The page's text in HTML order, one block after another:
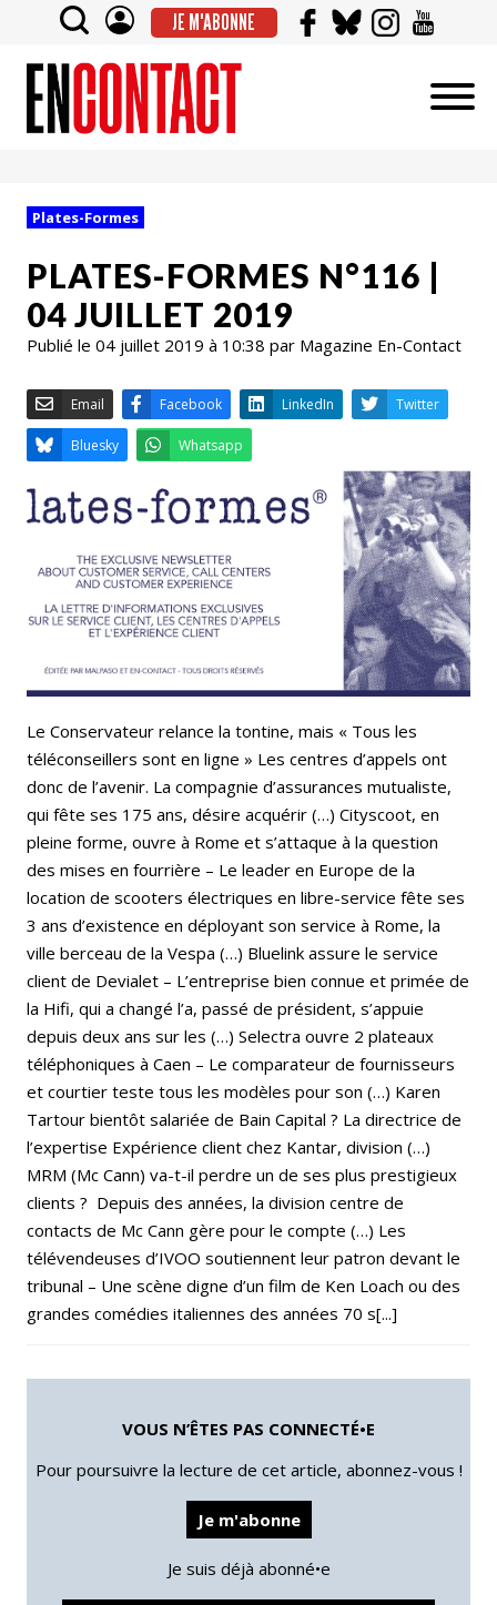
JE M'ABONNE
Plates-Formes
PLATES-FORMES N°116 |
04 JUILLET 2019
Publié le 04 juillet 2019 à 10:38 par Magazine En-Contact
Email Facebook LinkedIn
Bluesky Whatsapp
Le Conservateur relance la tontine, mais « Tous les
téléconseillers sont en ligne » Les centres d’appels ont
donc de l’avenir. La compagnie d’assurances mutualiste,
qui fête ses 175 ans, désire acquérir (…) Cityscoot, en
pleine forme, ouvre à Rome et s’attaque à la question
des mises en fourrière – Le leader en Europe de la
location de scooters électriques en libre-service fête ses
3 ans d’existence en déployant son service à Rome, la
ville berceau de la Vespa (…) Bluelink assure le service
client de Devialet – L’entreprise bien connue et primée de
la Hifi, qui a changé l’a, passé de président, s’appuie
depuis deux ans sur les (…) Selectra ouvre 2 plateaux
téléphoniques à Caen – Le comparateur de fournisseurs
et courtier teste tous les modèles pour son (…) Karen
Tartour bientôt salariée de Bain Capital ? La directrice de
l’expertise Expérience client chez Kantar, division (…)
MRM (Mc Cann) va-t-il perdre un de ses plus prestigieux
clients ? Depuis des années, la division centre de
contacts de Mc Cann gère pour le compte (…) Les
télévendeuses d’IVOO soutiennent leur patron devant le
tribunal – Une scène digne d’un film de Ken Loach ou des
grandes comédies italiennes des années 70 s[...]
VOUS N’ÊTES PAS CONNECTÉ•E
Pour poursuivre la lecture de cet article, abonnez-vous !
Je m'abonne
Je suis déjà abonné•e